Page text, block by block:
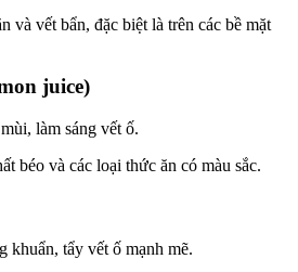
và vết bẩn, đặc biệt là trên các bề mặt
juice)
làm sáng vết ố.
béo và các loại thức ăn có màu sắc.
khuẩn, tẩy vết ố mạnh mẽ.